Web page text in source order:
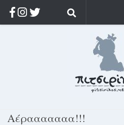
Στοχασμοί & αποφθέγματα
Αέρααααααα!!!